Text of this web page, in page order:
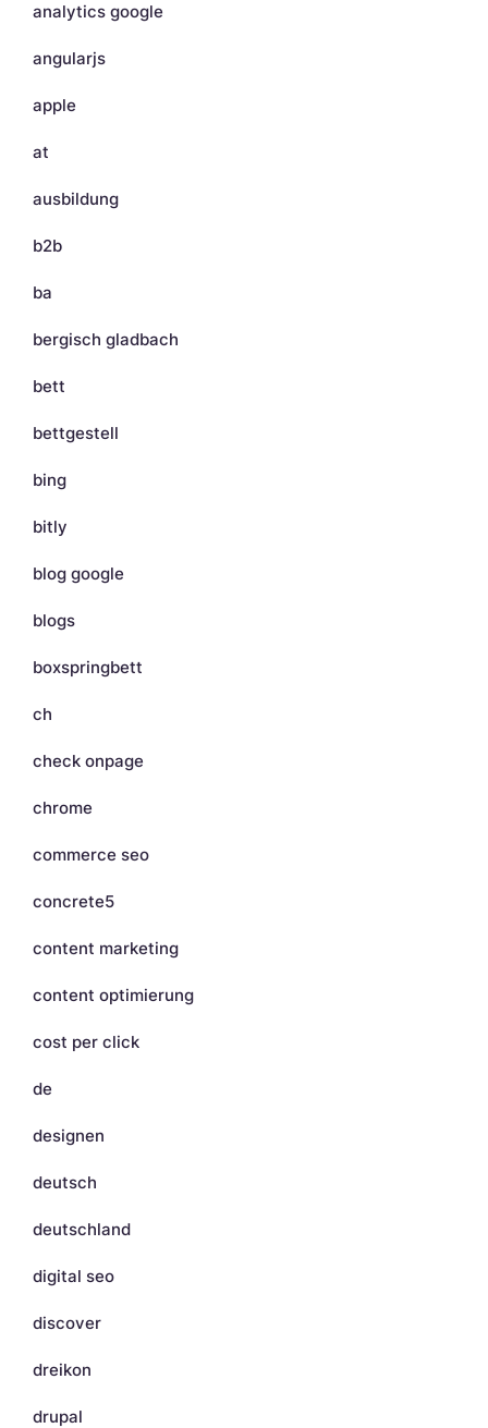
analytics google
angularjs
apple
at
ausbildung
b2b
ba
bergisch gladbach
bett
bettgestell
bing
bitly
blog google
blogs
boxspringbett
ch
check onpage
chrome
commerce seo
concrete5
content marketing
content optimierung
cost per click
de
designen
deutsch
deutschland
digital seo
discover
dreikon
drupal